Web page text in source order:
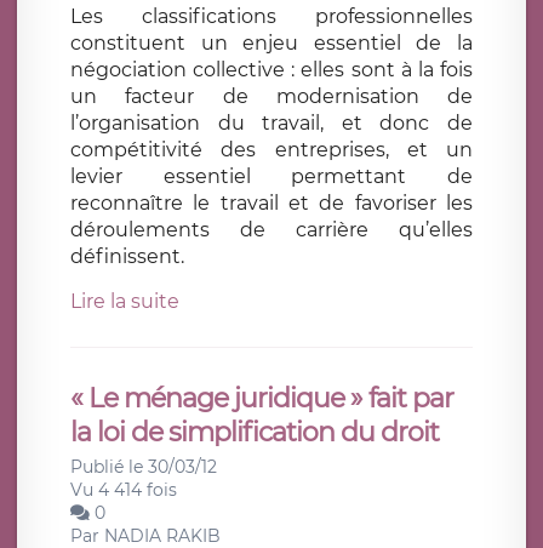
Les classifications professionnelles
constituent un enjeu essentiel de la
négociation collective : elles sont à la fois
un facteur de modernisation de
l’organisation du travail, et donc de
compétitivité des entreprises, et un
levier essentiel permettant de
reconnaître le travail et de favoriser les
déroulements de carrière qu’elles
définissent.
Lire la suite
« Le ménage juridique » fait par
la loi de simplification du droit
Publié le 30/03/12
Vu 4 414 fois
0
Par NADIA RAKIB